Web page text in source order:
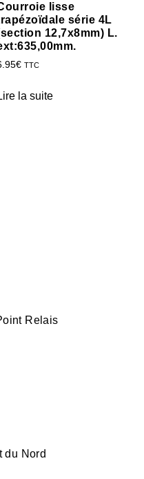
lisse
série 4L
12,7x8mm) L.
€ TTC
la suite
Relais
du Nord